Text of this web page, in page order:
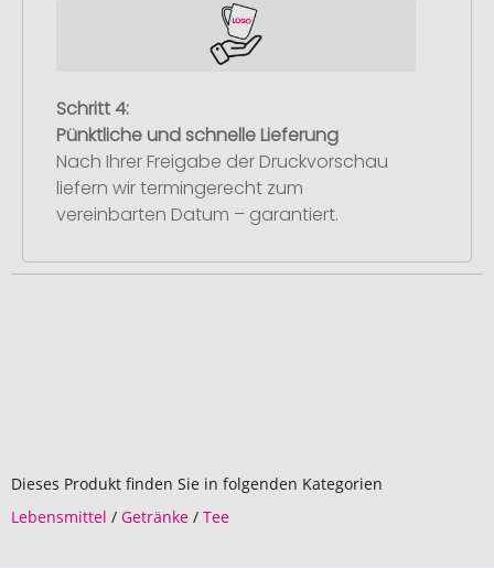
Schritt 4:
Pünktliche und schnelle Lieferung
Nach Ihrer Freigabe der Druckvorschau
liefern wir termingerecht zum
vereinbarten Datum – garantiert.
Dieses Produkt finden Sie in folgenden Kategorien
Lebensmittel / Getränke / Tee